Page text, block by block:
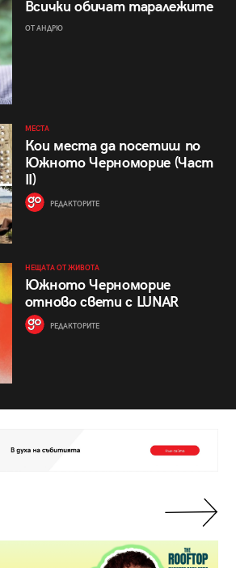
Всички обичат таралежите
ОТ АНДРЮ
МЕСТА
Кои места да посетиш по
Южното Черноморие (Част
II)
РЕДАКТОРИТЕ
НЕЩАТА ОТ ЖИВОТА
Южното Черноморие
отново свети с LUNAR
РЕДАКТОРИТЕ